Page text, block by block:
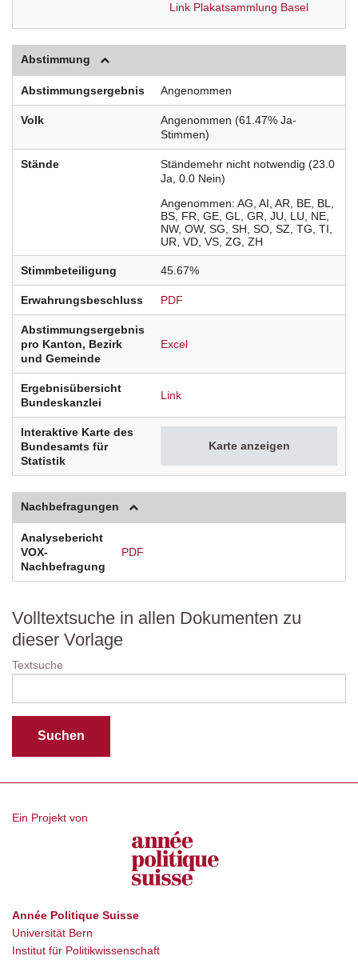
Link Plakatsammlung Basel
Abstimmung
Abstimmungsergebnis Angenommen
Volk
Angenommen (61.47% Ja-
Stimmen)
Stände
Ständemehr nicht notwendig (23.0
Ja, 0.0 Nein)
Angenommen AG AI AR BE BL
BS FR GE GL GR JU LU
NE
NW OW SG SH SO SZ TG TI
UR VD VS ZG ZH
Stimmbeteiligung 45.67%
Erwahrungsbeschluss PDF
Abstimmungsergebnis
pro Kanton, Bezirk
und Gemeinde
Excel
Ergebnisübersicht
Bundeskanzlei
Link
Interaktive Karte des
Bundesamts für
Statistik
Karte anzeigen
Nachbefragungen
Analysebericht
VOX-
Nachbefragung
PDF
Volltextsuche in allen Dokumenten zu
dieser Vorlage
Textsuche
Ein Projekt von
Année Politique Suisse
Universität Bern
Institut für Politikwissenschaft